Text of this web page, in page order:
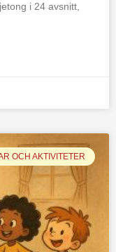
i 24 avsnitt,
OCH AKTIVITETER